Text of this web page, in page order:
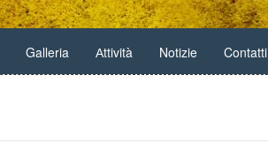
Galleria Аttività Notizie
Contatti